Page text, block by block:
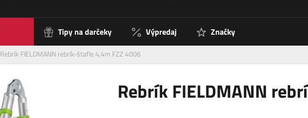
Tipy na darčeky Výpredaj Značky
Rebrík FIELDMANN rebrík-štafle 4,4m FZZ 4006
Rebrík FIELDMANN